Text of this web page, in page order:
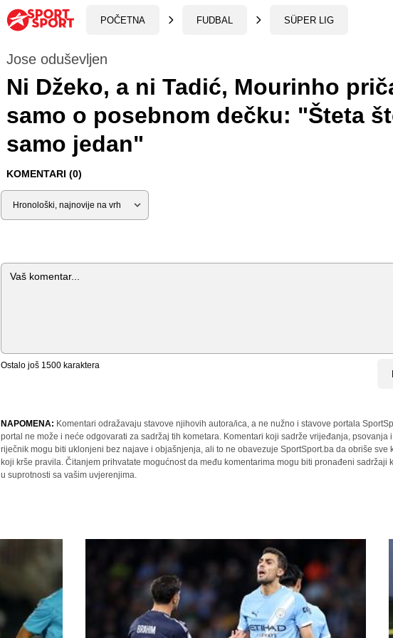
POČETNA FUDBAL SÜPER LIG
Jose oduševljen
Ni Džeko, a ni Tadić, Mourinho
samo o posebnom dečku: "Šteta
samo jedan"
KOMENTARI (0)
Sortiraj
Komentar
Ostalo još 1500 karaktera
NAPOMENA: Komentari odražavaju stavove njihovih autora/ica, a ne nužno i stavove portala
portal ne može i neće odgovarati za sadržaj tih kometara. Komentari koji sadrže vrijeđanja, psovanja
riječnik mogu biti uklonjeni bez najave i objašnjenja, ali to ne obavezuje SportSport.ba da obriše sve
koji krše pravila. Čitanjem prihvatate mogućnost da među komentarima mogu biti pronađeni sadržaji
u suprotnosti sa vašim uvjerenjima.